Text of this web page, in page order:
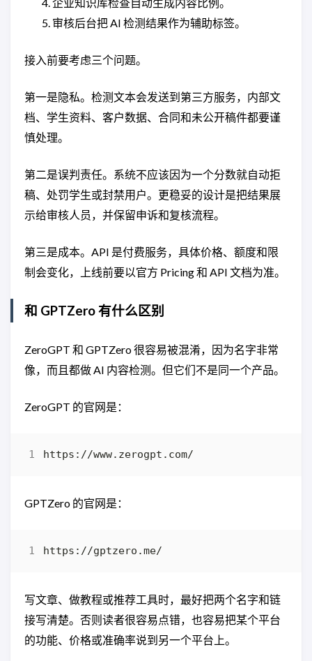
审核后台把 AI 检测结果作为辅助标签。
接入前要考虑三个问题。
第一是隐私。检测文本会发送到第三方服务，内部文
档、学生资料、客户数据、合同和未公开稿件都要谨
慎处理。
第二是误判责任。系统不应该因为一个分数就自动拒
稿、处罚学生或封禁用户。更稳妥的设计是把结果展
示给审核人员，并保留申诉和复核流程。
第三是成本。API 是付费服务，具体价格、额度和限
制会变化，上线前要以官方 Pricing 和 API 文档为准。
和 GPTZero 有什么区别
ZeroGPT 和 GPTZero 很容易被混淆，因为名字非常
像，而且都做 AI 内容检测。但它们不是同一个产品。
ZeroGPT 的官网是：
GPTZero 的官网是：
写文章、做教程或推荐工具时，最好把两个名字和链
接写清楚。否则读者很容易点错，也容易把某个平台
的功能、价格或准确率说到另一个平台上。